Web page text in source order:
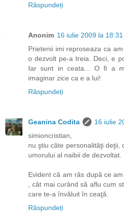
Răspundeți
Anonim 16 iulie 2009 la 18:31
Prietenii imi reproseaza ca
o dezvolt pe-a treia. Deci, e
Iar sunt in ceata... O fi a
imaginar zice ca e a lui!
Răspundeți
Geanina Codita
16 iulie
simioncristian,
nu ştiu câte personalităţi deţii,
umorului al naibii de dezvoltat.
Evident că am râs după ce
, cât mai curând să aflu cum
care te-a învăluit în ceaţă.
Răspundeți